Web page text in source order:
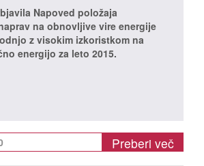
Napoved položaja
na obnovljive vire energije
z visokim izkoristkom na
energijo za leto 2015.
Preberi več